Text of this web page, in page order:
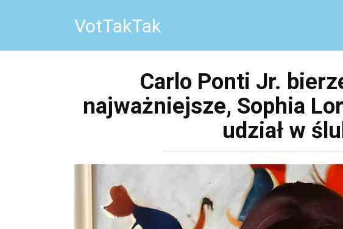
VotTakTak
Carlo Ponti Jr.
najważniejsze, Sophia
udział w